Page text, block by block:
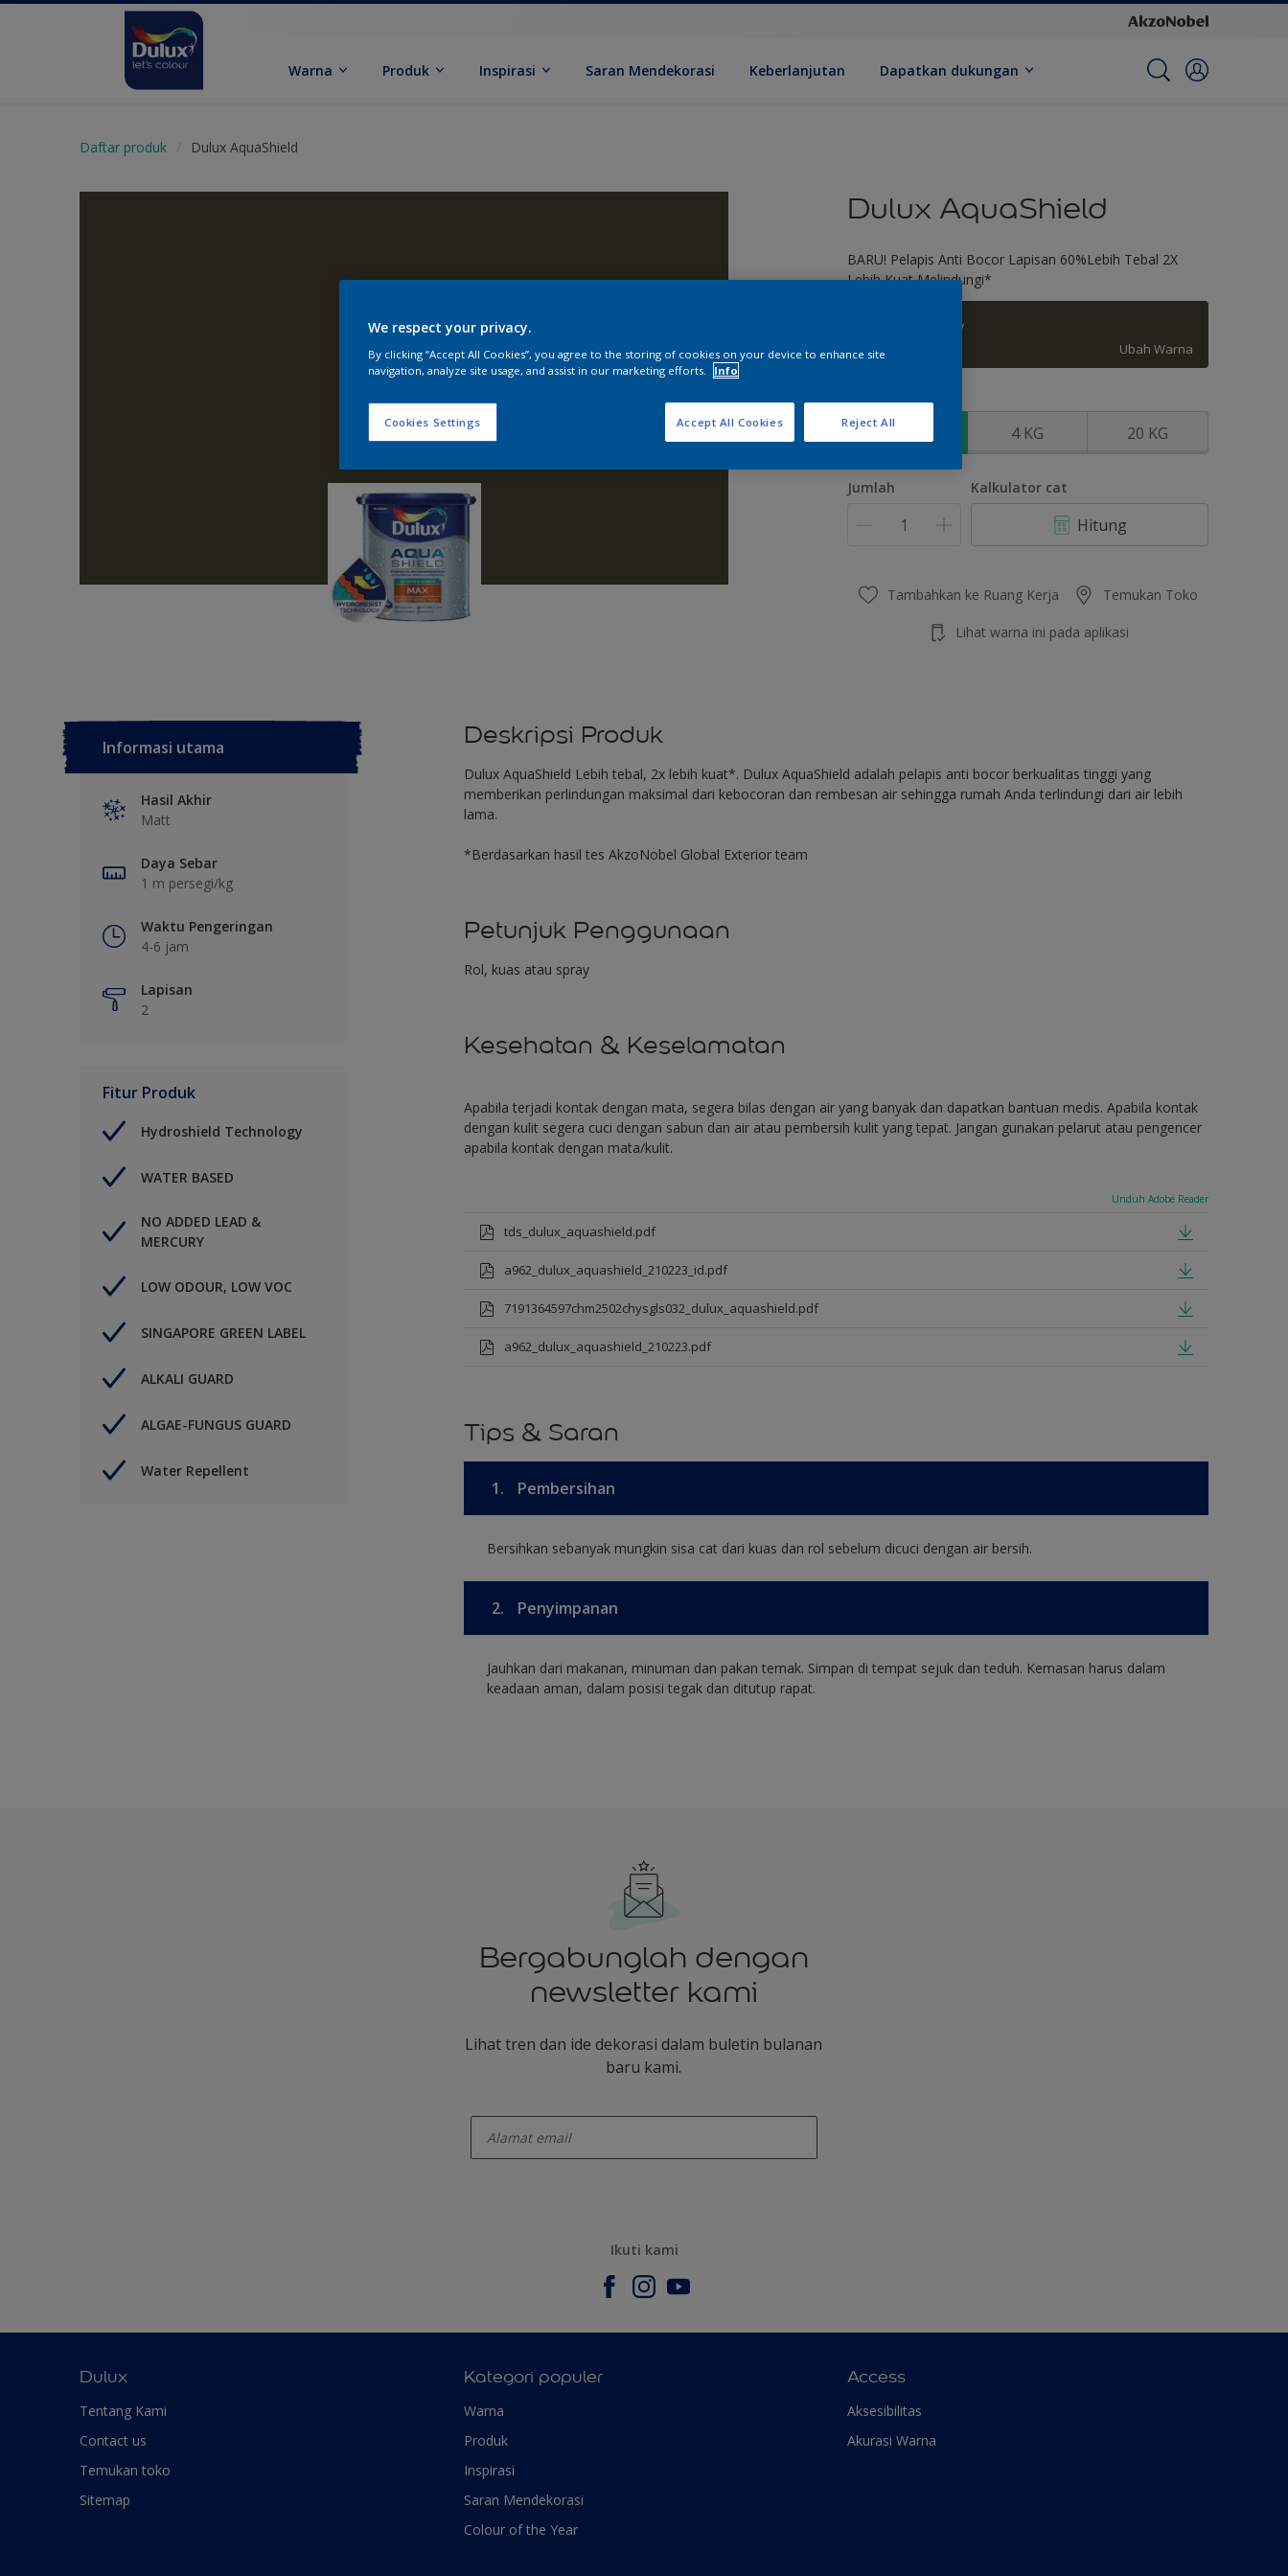
Warna Produk Inspirasi Saran Mendekorasi Keberlanjutan Dapatkan dukungan
Daftar produk Dulux AquaShield
Dulux AquaShield
BARU! Pelapis Anti Bocor Lapisan 60%Lebih Tebal 2X
Lebih Kuat Melindungi*
Tarragon Glory
Ubah Warna
Ukuran
1 KG 4 KG 20 KG
Jumlah Kalkulator cat
Hitung
Tambahkan ke Ruang Kerja Temukan Toko
Lihat warna ini pada aplikasi
Informasi utama
Hasil Akhir
Matt
Daya Sebar
1 m persegi/kg
Waktu Pengeringan
4-6 jam
Lapisan
2
Fitur Produk
Hydroshield Technology
WATER BASED
NO ADDED LEAD &
MERCURY
LOW ODOUR, LOW VOC
SINGAPORE GREEN LABEL
ALKALI GUARD
ALGAE-FUNGUS GUARD
Water Repellent
Deskripsi Produk
Dulux AquaShield Lebih tebal, 2x lebih kuat*. Dulux AquaShield adalah pelapis anti bocor berkualitas tinggi yang
memberikan perlindungan maksimal dari kebocoran dan rembesan air sehingga rumah Anda terlindungi dari air lebih
lama.
*Berdasarkan hasil tes AkzoNobel Global Exterior team
Petunjuk Penggunaan
Rol, kuas atau spray
Kesehatan & Keselamatan
Apabila terjadi kontak dengan mata, segera bilas dengan air yang banyak dan dapatkan bantuan medis. Apabila kontak
dengan kulit segera cuci dengan sabun dan air atau pembersih kulit yang tepat. Jangan gunakan pelarut atau pengencer
apabila kontak dengan mata/kulit.
Unduh Adobe Reader
tds_dulux_aquashield.pdf
a962_dulux_aquashield_210223_id.pdf
7191364597chm2502chysgls032_dulux_aquashield.pdf
a962_dulux_aquashield_210223.pdf
Tips & Saran
1. Pembersihan
Bersihkan sebanyak mungkin sisa cat dari kuas dan rol sebelum dicuci dengan air bersih.
2. Penyimpanan
Jauhkan dari makanan, minuman dan pakan ternak. Simpan di tempat sejuk dan teduh. Kemasan harus dalam
keadaan aman, dalam posisi tegak dan ditutup rapat.
Bergabunglah dengan
newsletter kami
Lihat tren dan ide dekorasi dalam buletin bulanan
baru kami.
Ikuti kami
Dulux
Tentang Kami
Contact us
Temukan toko
Sitemap
Kategori populer
Warna
Produk
Inspirasi
Saran Mendekorasi
Colour of the Year
Access
Aksesibilitas
Akurasi Warna
We respect your privacy.
By clicking “Accept All Cookies”, you agree to the storing of cookies on your device to enhance site
navigation, analyze site usage, and assist in our marketing efforts.
Info
Cookies Settings Reject All
Accept All Cookies